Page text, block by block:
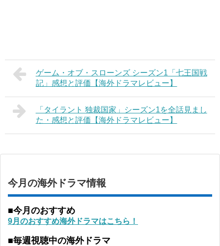
ゲーム・オブ・スローンズ シーズン1「七王国戦
記」感想と評価【海外ドラマレビュー】
「タイラント 独裁国家」シーズン1を全話見まし
た・感想と評価【海外ドラマレビュー】
今月の海外ドラマ情報
■今月のおすすめ
9月のおすすめ海外ドラマはこちら！
■毎週視聴中の海外ドラマ